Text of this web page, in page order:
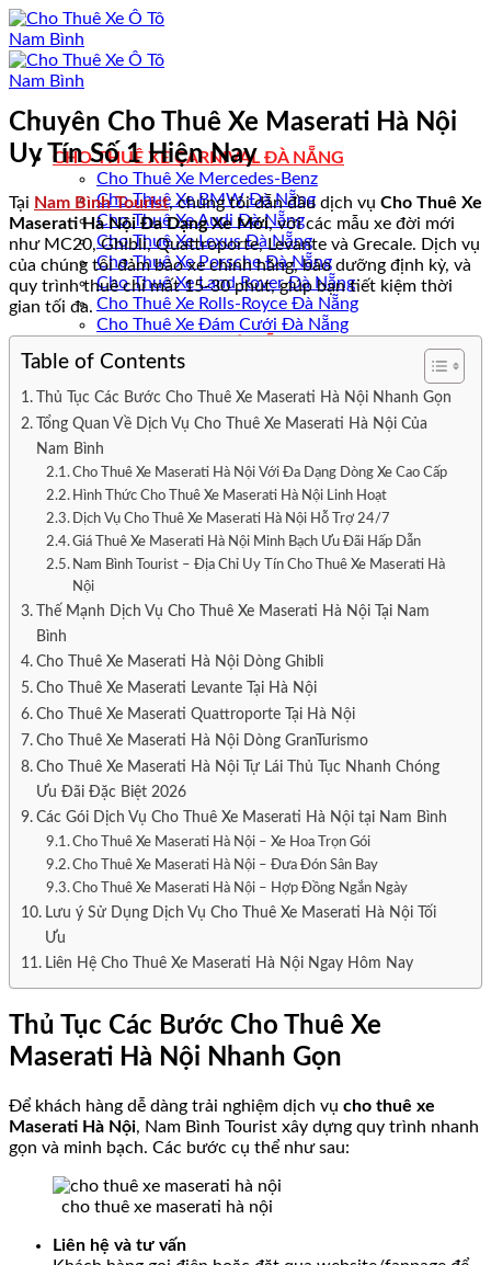
Bỏ
qua
nội
dung
CHO THUÊ XE CARNIVAL ĐÀ NẴNG
Cho Thuê Xe Mercedes-Benz
Cho Thuê Xe BMW Đà Nẵng
Cho Thuê Xe Audi Đà Nẵng
Cho Thuê Xe Lexus Đà Nẵng
Cho Thuê Xe Porsche Đà Nẵng
Cho Thuê Xe Land Rover Đà Nẵng
Cho Thuê Xe Rolls-Royce Đà Nẵng
Cho Thuê Xe Đám Cưới Đà Nẵng
Cho Thuê Xe Ô Tô Quận Sơn Trà
Cho Thuê Xe Ô Tô Quận Hải Châu
Cho Thuê Xe Ô Tô Quận Cẩm Lệ
Cho Thuê Xe Ô Tô Quận Thanh Khê
Cho Thuê Xe Ô Tô Quận Ngũ Hành Sơn
Cho Thuê Xe Ô Tô Quận Liên Chiểu
Cho Thuê Xe Ô Tô Hòa Vang
Cho Thuê Xe Ô Tô Hoàng Sa
CHO THUÊ XE MÁY
Cho Thuê Xe Máy Quận Sơn Trà
Cho Thuê Xe Máy Quận Hải Châu
Cho Thuê Xe Máy Quận Thanh Khê
Cho Thuê Xe Máy Quận Ngũ Hành Sơn
Cho Thuê Xe Máy Huyện Hòa Vang
Cho Thuê Xe Máy Hoàng Sa
TIN TỨC
CHO THUÊ XE Ô TÔ TPHCM
CHO THUÊ XE Ô TÔ HÀ NỘI
Chuyên Cho Thuê Xe Maserati Hà Nội
Uy Tín Số 1 Hiện Nay
Tại Nam Bình Tourist, chúng tôi dẫn đầu dịch vụ Cho Thuê Xe
Maserati Hà Nội Đa Dạng Xe Mới, với các mẫu xe đời mới
như MC20, Ghibli, Quattroporte, Levante và Grecale. Dịch vụ
của chúng tôi đảm bảo xe chính hãng, bảo dưỡng định kỳ, và
quy trình thuê chỉ mất 15-30 phút, giúp bạn tiết kiệm thời
gian tối đa.
Table of Contents
Thủ Tục Các Bước Cho Thuê Xe Maserati Hà Nội Nhanh Gọn
Tổng Quan Về Dịch Vụ Cho Thuê Xe Maserati Hà Nội Của
Nam Bình
Cho Thuê Xe Maserati Hà Nội Với Đa Dạng Dòng Xe Cao Cấp
Hình Thức Cho Thuê Xe Maserati Hà Nội Linh Hoạt
Dịch Vụ Cho Thuê Xe Maserati Hà Nội Hỗ Trợ 24/7
Giá Thuê Xe Maserati Hà Nội Minh Bạch Ưu Đãi Hấp Dẫn
Nam Bình Tourist – Địa Chỉ Uy Tín Cho Thuê Xe Maserati Hà
Nội
Thế Mạnh Dịch Vụ Cho Thuê Xe Maserati Hà Nội Tại Nam
Bình
Cho Thuê Xe Maserati Hà Nội Dòng Ghibli
Cho Thuê Xe Maserati Levante Tại Hà Nội
Cho Thuê Xe Maserati Quattroporte Tại Hà Nội
Cho Thuê Xe Maserati Hà Nội Dòng GranTurismo
Cho Thuê Xe Maserati Hà Nội Tự Lái Thủ Tục Nhanh Chóng
Ưu Đãi Đặc Biệt 2026
Các Gói Dịch Vụ Cho Thuê Xe Maserati Hà Nội tại Nam Bình
Cho Thuê Xe Maserati Hà Nội – Xe Hoa Trọn Gói
Cho Thuê Xe Maserati Hà Nội – Đưa Đón Sân Bay
Cho Thuê Xe Maserati Hà Nội – Hợp Đồng Ngắn Ngày
Lưu ý Sử Dụng Dịch Vụ Cho Thuê Xe Maserati Hà Nội Tối
Ưu
Liên Hệ Cho Thuê Xe Maserati Hà Nội Ngay Hôm Nay
Thủ Tục Các Bước Cho Thuê Xe
Maserati Hà Nội Nhanh Gọn
Để khách hàng dễ dàng trải nghiệm dịch vụ cho thuê xe
Maserati Hà Nội, Nam Bình Tourist xây dựng quy trình nhanh
gọn và minh bạch. Các bước cụ thể như sau:
cho thuê xe maserati hà nội
Liên hệ và tư vấn